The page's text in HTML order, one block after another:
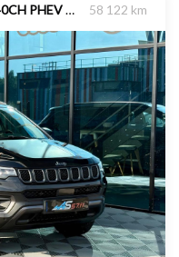
JEEP COMPASS 1,3 TURBO T4 240CH PHEV 4xe TRAILHAWK AT6 eAWD 58 122 km